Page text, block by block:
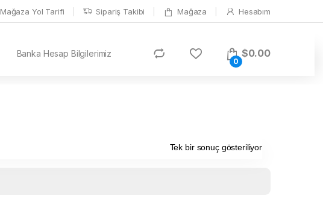
Mağaza Yol Tarifi Sipariş Takibi Mağaza Hesabım
Banka Hesap Bilgilerimiz
0
$0.00
Tek bir sonuç gösteriliyor